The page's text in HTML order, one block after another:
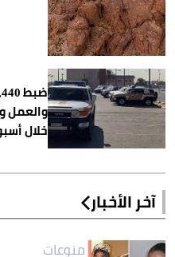
والعمل
خلال
آخر الأخبار
منوعات